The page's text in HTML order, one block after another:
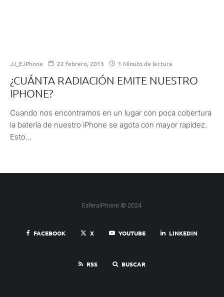
JJ_E.iPhone 22 febrero, 2013 1 Minuto de lectura
¿CUÁNTA RADIACIÓN EMITE NUESTRO
IPHONE?
Cuando nos encontramos en un lugar con poca cobertura
la batería de nuestro iPhone se agota con mayor rapidez.
Esto...
EsferaiPhone © 2024
FACEBOOK X YOUTUBE LINKEDIN
RSS BUSCAR